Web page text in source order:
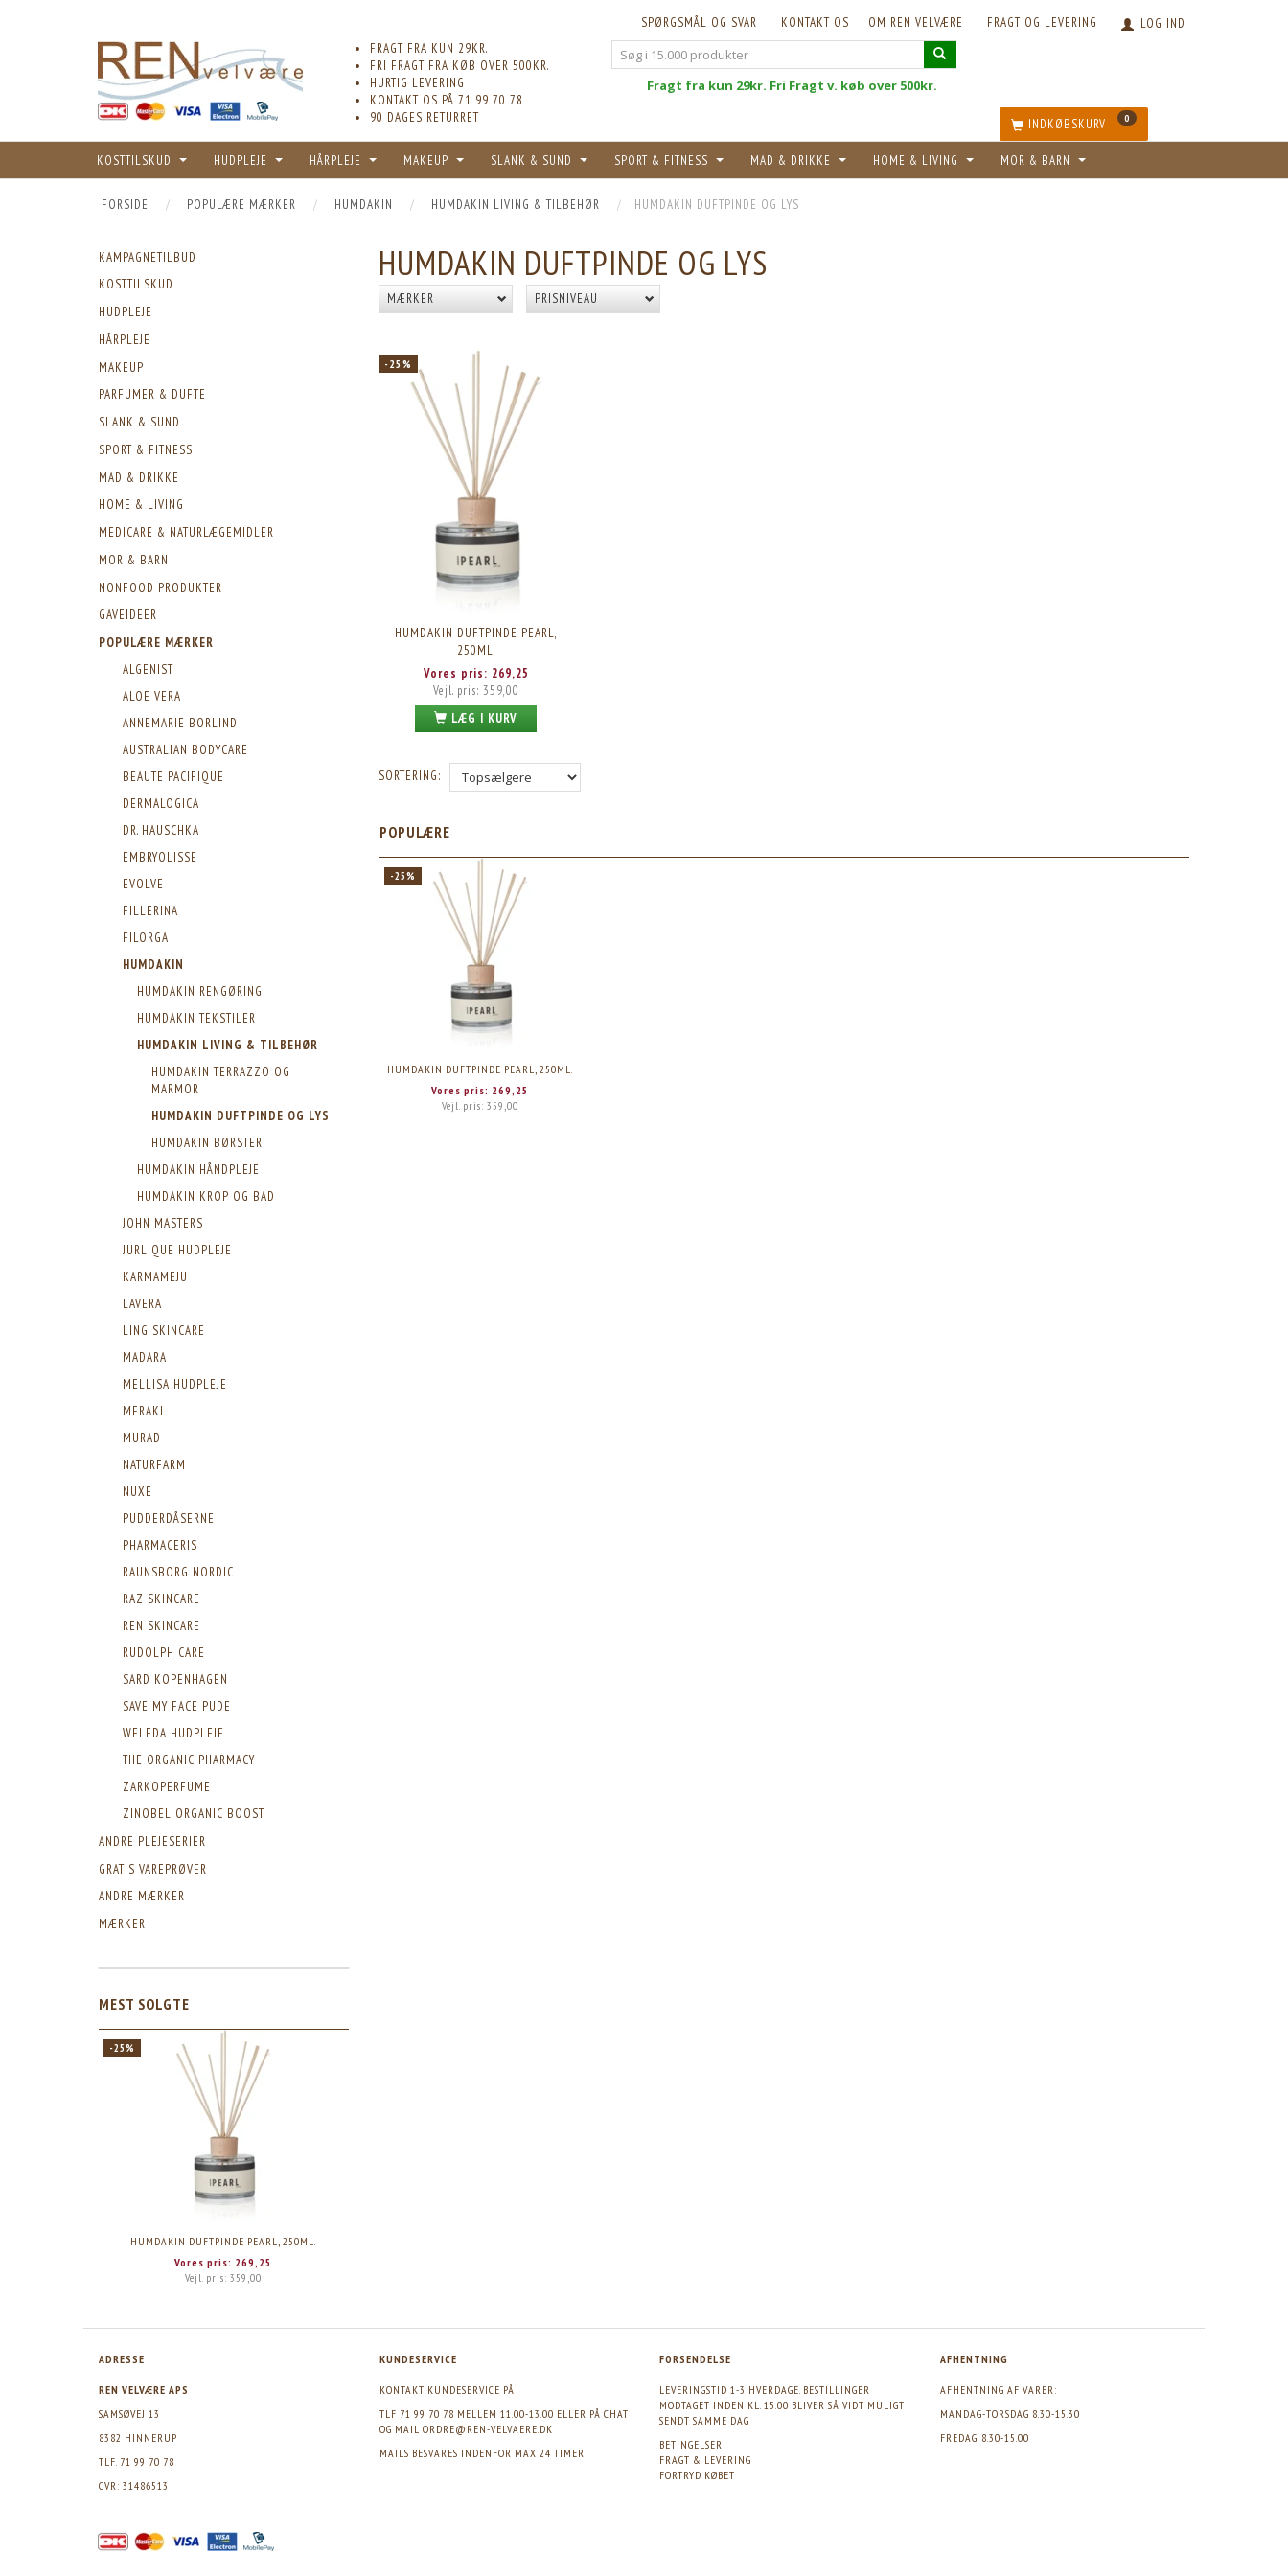
LOG IND
FRAGT OG LEVERING
OM REN VELVÆRE
KONTAKT OS
SPØRGSMÅL OG SVAR
FRAGT FRA KUN 29KR.
FRI FRAGT FRA KØB OVER 500KR.
HURTIG LEVERING
KONTAKT OS PÅ 71 99 70 78
90 DAGES RETURRET
Fragt fra kun 29kr. Fri Fragt v. køb over 500kr.
INDKØBSKURV 0
KOSTTILSKUD HUDPLEJE HÅRPLEJE MAKEUP SLANK & SUND SPORT & FITNESS MAD & DRIKKE HOME & LIVING MOR & BARN
FORSIDE POPULÆRE MÆRKER HUMDAKIN HUMDAKIN LIVING & TILBEHØR HUMDAKIN DUFTPINDE OG LYS
KAMPAGNETILBUD
KOSTTILSKUD
HUDPLEJE
HÅRPLEJE
MAKEUP
PARFUMER & DUFTE
SLANK & SUND
SPORT & FITNESS
MAD & DRIKKE
HOME & LIVING
MEDICARE & NATURLÆGEMIDLER
MOR & BARN
NONFOOD PRODUKTER
GAVEIDEER
POPULÆRE MÆRKER
ALGENIST
ALOE VERA
ANNEMARIE BORLIND
AUSTRALIAN BODYCARE
BEAUTE PACIFIQUE
DERMALOGICA
DR. HAUSCHKA
EMBRYOLISSE
EVOLVE
FILLERINA
FILORGA
HUMDAKIN
HUMDAKIN RENGØRING
HUMDAKIN TEKSTILER
HUMDAKIN LIVING & TILBEHØR
HUMDAKIN TERRAZZO OG
MARMOR
HUMDAKIN DUFTPINDE OG LYS
HUMDAKIN BØRSTER
HUMDAKIN HÅNDPLEJE
HUMDAKIN KROP OG BAD
JOHN MASTERS
JURLIQUE HUDPLEJE
KARMAMEJU
LAVERA
LING SKINCARE
MADARA
MELLISA HUDPLEJE
MERAKI
MURAD
NATURFARM
NUXE
PUDDERDÅSERNE
PHARMACERIS
RAUNSBORG NORDIC
RAZ SKINCARE
REN SKINCARE
RUDOLPH CARE
SARD KOPENHAGEN
SAVE MY FACE PUDE
WELEDA HUDPLEJE
THE ORGANIC PHARMACY
ZARKOPERFUME
ZINOBEL ORGANIC BOOST
ANDRE PLEJESERIER
GRATIS VAREPRØVER
ANDRE MÆRKER
MÆRKER
MEST SOLGTE
-25%
HUMDAKIN DUFTPINDE PEARL, 250ML.
Vores pris: 269,25
Vejl. pris:359,00
HUMDAKIN DUFTPINDE OG LYS
MÆRKER PRISNIVEAU
-25%
HUMDAKIN DUFTPINDE PEARL,
250ML.
Vores pris: 269,25
Vejl. pris: 359,00
LÆG I KURV
SORTERING:
POPULÆRE
-25%
HUMDAKIN DUFTPINDE PEARL, 250ML.
Vores pris: 269,25
Vejl. pris:359,00
ADRESSE
REN VELVÆRE APS
SAMSØVEJ 13
8382 HINNERUP
TLF. 71 99 70 78
CVR: 31486513
KUNDESERVICE
KONTAKT KUNDESERVICE PÅ
TLF 71 99 70 78 MELLEM 11.00-13.00 ELLER PÅ CHAT
OG MAIL ORDRE@REN-VELVAERE.DK
MAILS BESVARES INDENFOR MAX 24 TIMER
FORSENDELSE
LEVERINGSTID 1-3 HVERDAGE. BESTILLINGER
MODTAGET INDEN KL. 15.00 BLIVER SÅ VIDT MULIGT
SENDT SAMME DAG
BETINGELSER
FRAGT & LEVERING
FORTRYD KØBET
AFHENTNING
AFHENTNING AF VARER:
MANDAG-TORSDAG 8.30-15.30
FREDAG. 8.30-15.00